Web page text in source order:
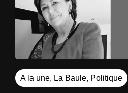
A la une, La Baule, Politique